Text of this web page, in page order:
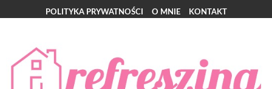
POLITYKA PRYWATNOŚCI O MNIE KONTAKT